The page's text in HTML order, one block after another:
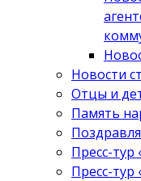
Новости
Отцы и
Память
Пресс-тур
Пресс-